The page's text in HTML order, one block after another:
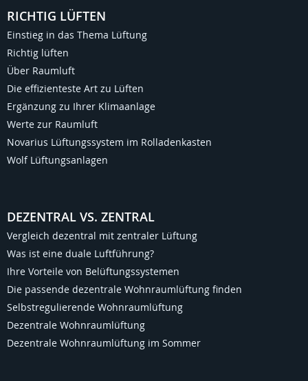
RICHTIG LÜFTEN
Einstieg in das Thema Lüftung
Richtig lüften
Über Raumluft
Die effizienteste Art zu Lüften
Ergänzung zu Ihrer Klimaanlage
Werte zur Raumluft
Novarius Lüftungssystem im Rolladenkasten
Wolf Lüftungsanlagen
DEZENTRAL VS. ZENTRAL
Vergleich dezentral mit zentraler Lüftung
Was ist eine duale Luftführung?
Ihre Vorteile von Belüftungssystemen
Die passende dezentrale Wohnraumlüftung finden
Selbstregulierende Wohnraumlüftung
Dezentrale Wohnraumlüftung
Dezentrale Wohnraumlüftung im Sommer